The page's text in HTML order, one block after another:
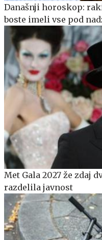
Današnji horoskop:
boste imeli vse pod
Met Gala 2027 že zdaj
razdelila javnost